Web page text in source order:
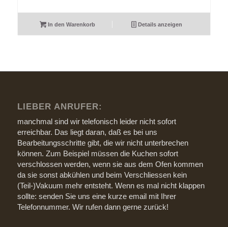
In den Warenkorb Details anzeigen
LIEBER ANRUFER:
manchmal sind wir telefonisch leider nicht sofort
erreichbar. Das liegt daran, daß es bei uns
Bearbeitungsschritte gibt, die wir nicht unterbrechen
können. Zum Beispiel müssen die Kuchen sofort
verschlossen werden, wenn sie aus dem Ofen kommen
da sie sonst abkühlen und beim Verschliessen kein
(Teil-)Vakuum mehr entsteht. Wenn es mal nicht klappen
sollte: senden Sie uns eine kurze email mit Ihrer
Telefonnummer. Wir rufen dann gerne zurück!